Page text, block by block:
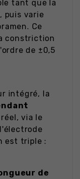
tant que la
puis varie
Ce
constriction
de ±0,5
intégré, la
via le
est triple :
de